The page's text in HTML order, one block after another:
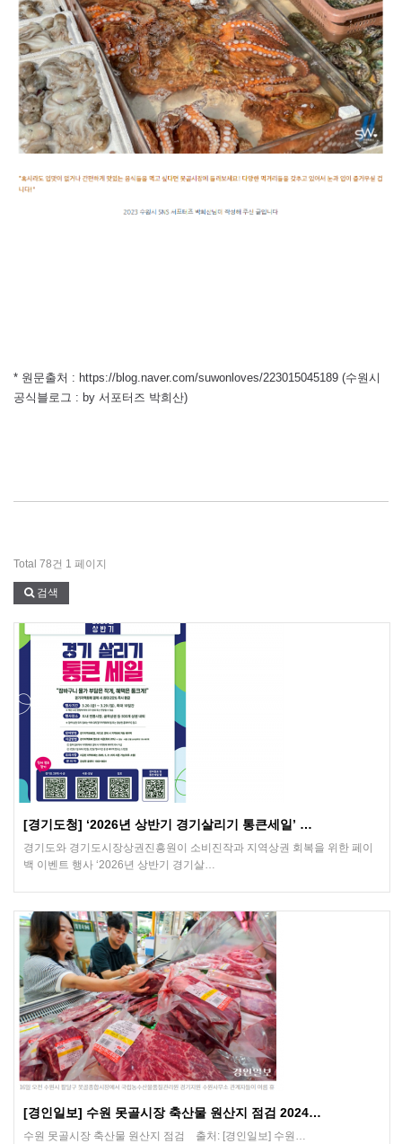
* 원문출처 : https://blog.naver.com/suwonloves/223015045189 (수원시
공식블로그 : by 서포터즈 박희산)
Total 78건 1 페이지
검색
[경기도청] ‘2026년 상반기 경기살리기 통큰세일’ …
경기도와 경기도시장상권진흥원이 소비진작과 지역상권 회복을 위한 페이
백 이벤트 행사 ‘2026년 상반기 경기살…
[경인일보] 수원 못골시장 축산물 원산지 점검 2024…
수원 못골시장 축산물 원산지 점검 출처: [경인일보] 수원…